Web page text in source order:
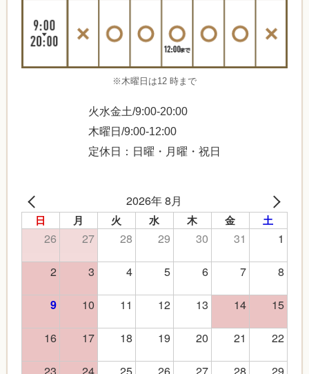
※木曜日は12 時まで
火水金土/9:00-20:00
木曜日/9:00-12:00
定休日：日曜・月曜・祝日
2026年 8月
日 月 火 水 木 金 土
26 27 28 29 30 31
1
2
3 4 5 6 7 8
9 10 11 12 13 14
15
16
17 18 19 20 21
22
23
24 25 26 27 28 29